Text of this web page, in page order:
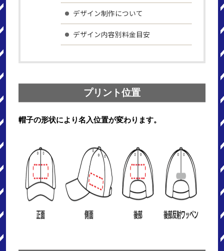
デザイン制作について
デザイン内容別料金目安
プリント位置
帽子の形状により名入位置が変わります。